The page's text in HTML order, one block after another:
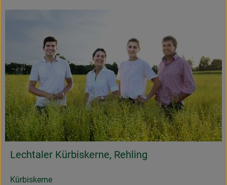
Lechtaler Kürbiskerne, Rehling
Kürbiskerne